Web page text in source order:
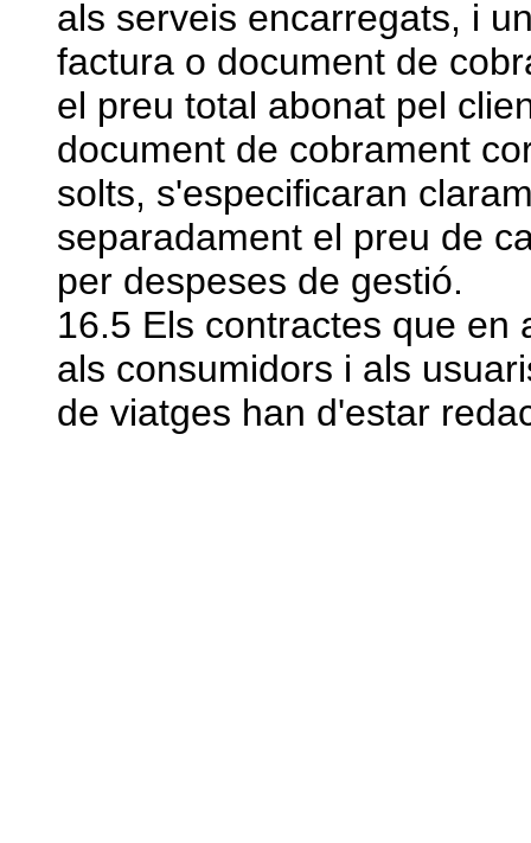
als serveis encarregats, i
factura o document de
el preu total abonat pel
document de cobrament
solts, s'especificaran
separadament el preu de
per despeses de gestió.
16.5 Els contractes que en
als consumidors i als
de viatges han d'estar